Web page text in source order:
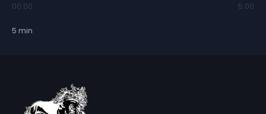
00:00 5:00
5 min